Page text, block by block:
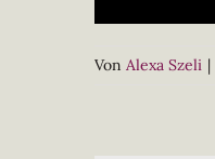
Von Alexa Szeli |